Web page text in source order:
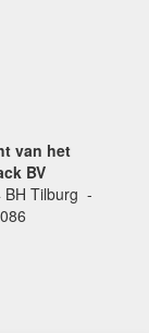
van het
BV
Tilburg -